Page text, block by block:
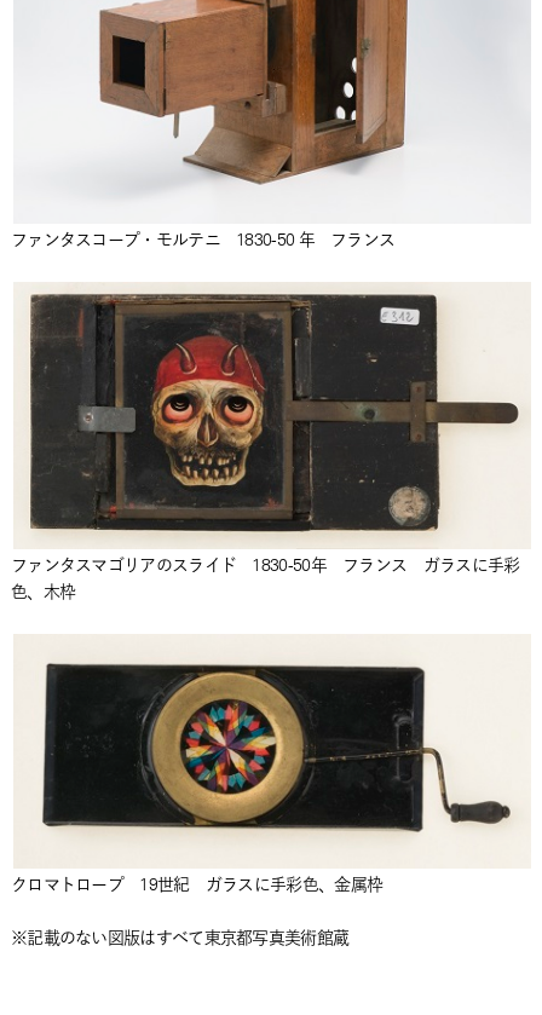
ファンタスコープ・モルテニ 1830-50 年 フランス
ファンタスマゴリアのスライド 1830-50年 フランス ガラスに手彩
色、木枠
クロマトロープ 19世紀 ガラスに手彩色、金属枠
※記載のない図版はすべて東京都写真美術館蔵